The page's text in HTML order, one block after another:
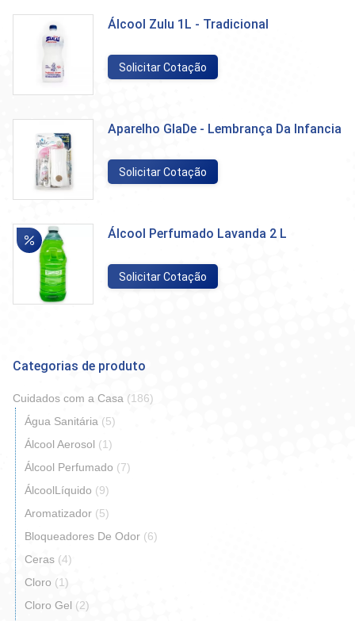
Álcool Zulu 1L - Tradicional
Solicitar Cotação
Aparelho GlaDe - Lembrança Da Infancia
Solicitar Cotação
Álcool Perfumado Lavanda 2 L
Solicitar Cotação
Categorias de produto
Cuidados com a Casa (186)
Água Sanitária (5)
Álcool Aerosol (1)
Álcool Perfumado (7)
ÁlcoolLíquido (9)
Aromatizador (5)
Bloqueadores De Odor (6)
Ceras (4)
Cloro (1)
Cloro Gel (2)